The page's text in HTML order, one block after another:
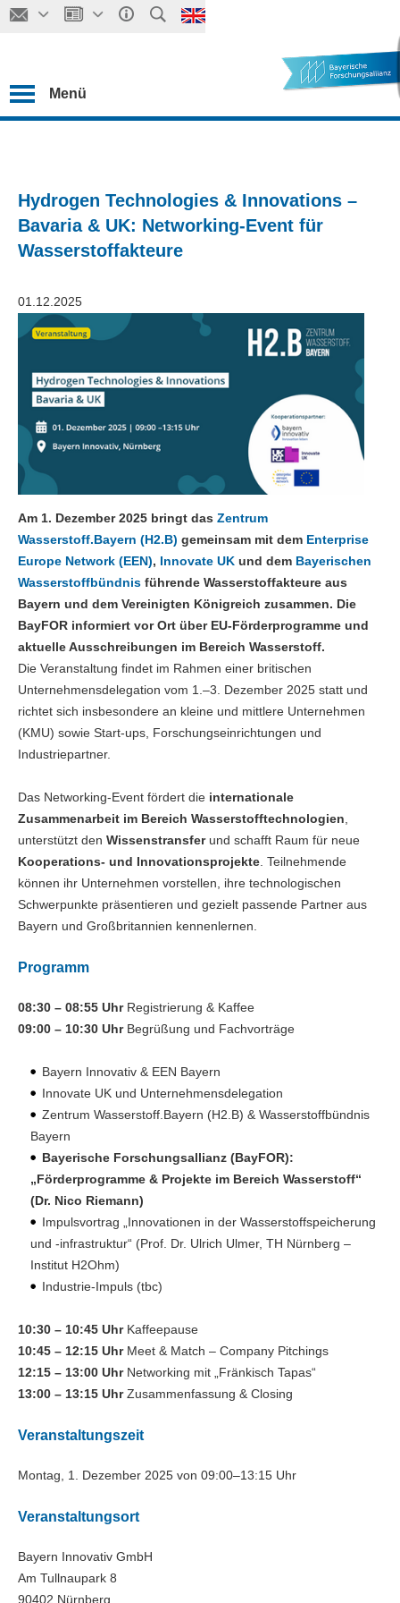
Menü
Hydrogen Technologies & Innovations –
Bavaria & UK: Networking-Event für
Wasserstoffakteure
01.12.2025
Am 1. Dezember 2025 bringt das Zentrum
Wasserstoff.Bayern (H2.B) gemeinsam mit dem Enterprise
Europe Network (EEN), Innovate UK und dem Bayerischen
Wasserstoffbündnis führende Wasserstoffakteure aus
Bayern und dem Vereinigten Königreich zusammen. Die
BayFOR informiert vor Ort über EU-Förderprogramme und
aktuelle Ausschreibungen im Bereich Wasserstoff.
Die Veranstaltung findet im Rahmen einer britischen
Unternehmensdelegation vom 1.–3. Dezember 2025 statt und
richtet sich insbesondere an kleine und mittlere Unternehmen
(KMU) sowie Start-ups, Forschungseinrichtungen und
Industriepartner.
Das Networking-Event fördert die internationale
Zusammenarbeit im Bereich Wasserstofftechnologien
unterstützt den Wissenstransferund schafft Raum für neue
Kooperations- und Innovationsprojekte . Teilnehmende
können ihr Unternehmen vorstellen, ihre technologischen
Schwerpunkte präsentieren und gezielt passende Partner aus
Bayern und Großbritannien kennenlernen.
Programm
08:30 – 08:55 UhrRegistrierung & Kaffee
09:00 – 10:30 UhrBegrüßung und Fachvorträge
Bayern Innovativ & EEN Bayern
Innovate UK und Unternehmensdelegation
Zentrum Wasserstoff.Bayern (H2.B) & Wasserstoffbündnis
Bayern
Bayerische Forschungsallianz (BayFOR):
„Förderprogramme & Projekte im Bereich Wasserstoff“
(Dr. Nico Riemann)
Impulsvortrag „Innovationen in der Wasserstoffspeicherung
und -infrastruktur“ (Prof. Dr. Ulrich Ulmer, TH Nürnberg –
Institut H2Ohm)
Industrie-Impuls (tbc)
10:30 – 10:45 UhrKaffeepause
10:45 – 12:15 UhrMeet & Match – Company Pitchings
12:15 – 13:00 UhrNetworking mit „Fränkisch Tapas“
13:00 – 13:15 UhrZusammenfassung & Closing
Veranstaltungszeit
Montag, 1. Dezember 2025 von 09:00–13:15 Uhr
Veranstaltungsort
Bayern Innovativ GmbH
Am Tullnaupark 8
90402 Nürnberg